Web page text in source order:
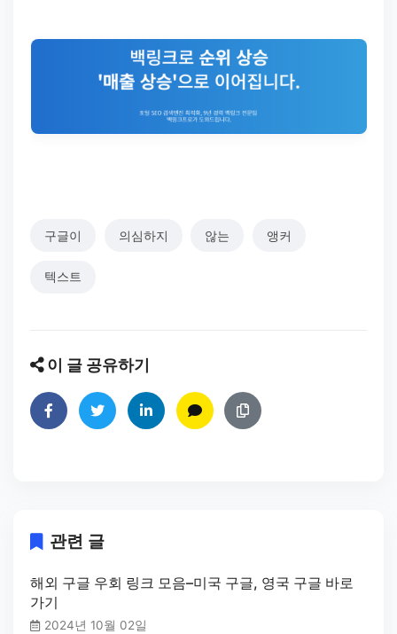
구글이 의심하지 않는 앵커
텍스트
이 글 공유하기
페이스북에 공유하기
트위터에 공유하기
링크드인에 공유하기
카카오톡에 공유하기
링크 복사하기
관련 글
해외 구글 우회 링크 모음–미국 구글, 영국 구글 바로
가기
2024년 10월 02일